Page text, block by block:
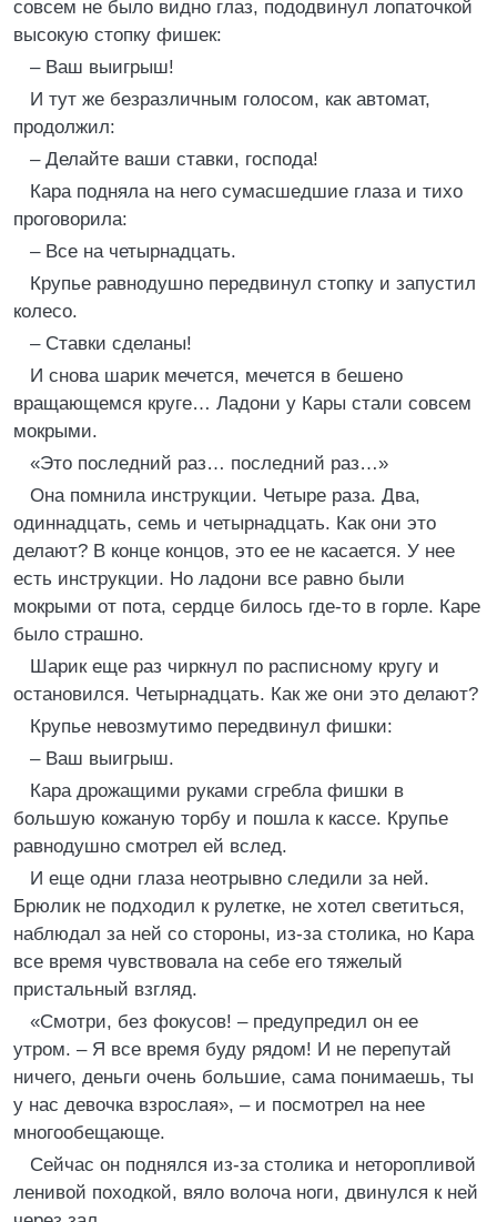
совсем не было видно глаз, пододвинул лопаточкой
высокую стопку фишек:
– Ваш выигрыш!
И тут же безразличным голосом, как автомат,
продолжил:
– Делайте ваши ставки, господа!
Кара подняла на него сумасшедшие глаза и тихо
проговорила:
– Все на четырнадцать.
Крупье равнодушно передвинул стопку и запустил
колесо.
– Ставки сделаны!
И снова шарик мечется, мечется в бешено
вращающемся круге… Ладони у Кары стали совсем
мокрыми.
«Это последний раз… последний раз…»
Она помнила инструкции. Четыре раза. Два,
одиннадцать, семь и четырнадцать. Как они это
делают? В конце концов, это ее не касается. У нее
есть инструкции. Но ладони все равно были
мокрыми от пота, сердце билось где-то в горле. Каре
было страшно.
Шарик еще раз чиркнул по расписному кругу и
остановился. Четырнадцать. Как же они это делают?
Крупье невозмутимо передвинул фишки:
– Ваш выигрыш.
Кара дрожащими руками сгребла фишки в
большую кожаную торбу и пошла к кассе. Крупье
равнодушно смотрел ей вслед.
И еще одни глаза неотрывно следили за ней.
Брюлик не подходил к рулетке, не хотел светиться,
наблюдал за ней со стороны, из-за столика, но Кара
все время чувствовала на себе его тяжелый
пристальный взгляд.
«Смотри, без фокусов! – предупредил он ее
утром. – Я все время буду рядом! И не перепутай
ничего, деньги очень большие, сама понимаешь, ты
у нас девочка взрослая», – и посмотрел на нее
многообещающе.
Сейчас он поднялся из-за столика и неторопливой
ленивой походкой, вяло волоча ноги, двинулся к ней